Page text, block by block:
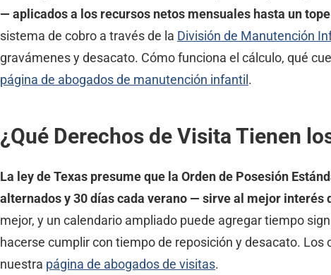
— aplicados a los recursos netos mensuales hasta un
sistema de cobro a través de la División de Manutención
gravámenes y desacato. Cómo funciona el cálculo, qué
página de abogados de manutención infantil.
¿Qué Derechos de Visita Tienen
La ley de Texas presume que la Orden de Posesión
alternados y 30 días cada verano — sirve al mejor interés
mejor, y un calendario ampliado puede agregar tiempo
hacerse cumplir con tiempo de reposición y desacato.
nuestra página de abogados de visitas.